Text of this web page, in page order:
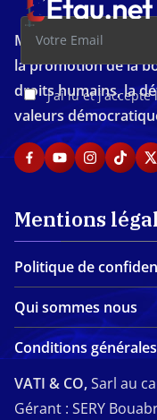
J'ai lu et
Média
la promotion de la
droits humains, la
valeurs
Mentions
Politique de
Qui sommes nous
Conditions
VATI & CO,Sarl au
Gérant : SERY